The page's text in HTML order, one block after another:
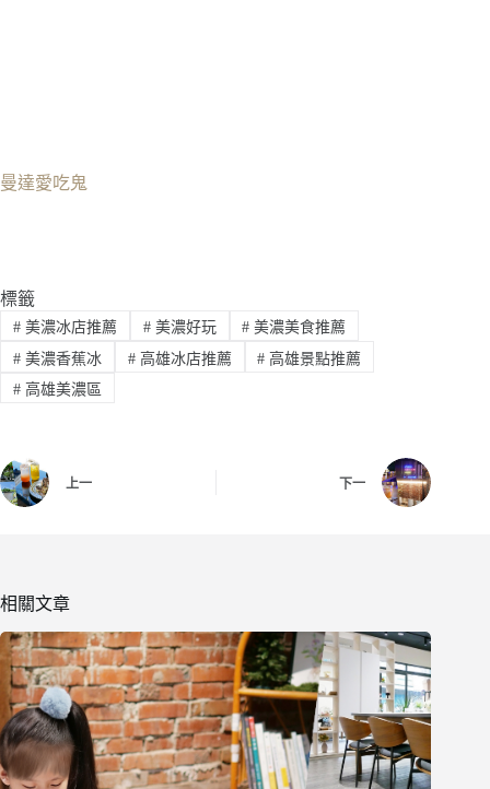
曼達愛吃鬼
標籤
#美濃冰店推薦 #美濃好玩 # 美濃美食推薦
#美濃香蕉冰 #高雄冰店推薦 # 高雄景點推薦
#高雄美濃區
上一 下一
相關文章